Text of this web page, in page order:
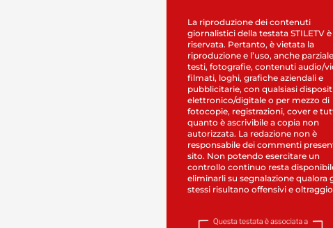
La riproduzione dei contenuti
giornalistici della testata STILETV è
riservata. Pertanto, è vietata la
riproduzione e l’uso, anche
testi, fotografie, contenuti audio/
filmati, loghi, grafiche aziendali e
pubblicitarie, con qualsiasi
elettronico/digitale o per mezzo di
fotocopie, registrazioni, cover e
quanto è ascrivibile a copia non
autorizzata. La redazione non è
responsabile dei commenti
sito. Non potendo esercitare un
controllo continuo resta
eliminarli su segnalazione qualora
stessi risultano offensivi e